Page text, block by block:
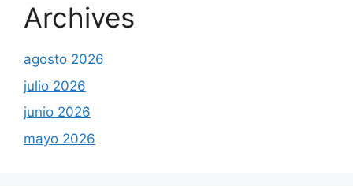
Archives
agosto 2026
julio 2026
junio 2026
mayo 2026